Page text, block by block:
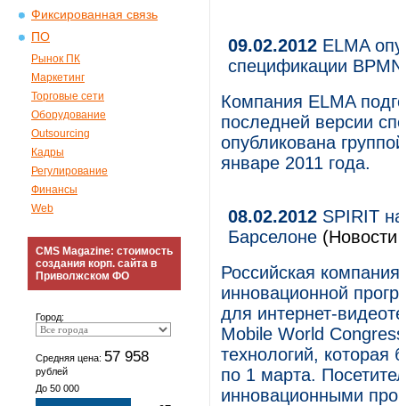
Фиксированная связь
ПО
Рынок ПК
Маркетинг
Торговые сети
Оборудование
Outsourcing
Кадры
Регулирование
Финансы
Web
CMS Magazine: стоимость
создания корп. сайта в
Приволжском ФО
Город:
Средняя цена: 57 958
рублей
До 50 000
09.02.2012 ELMA
спецификации
Компания ELMA
последней версии
опубликована
январе 2011 года.
08.02.2012 SPIRIT
Барселоне
Российская
инновационной
для интернет-
Mobile World
технологий,
по 1 марта.
инновационными